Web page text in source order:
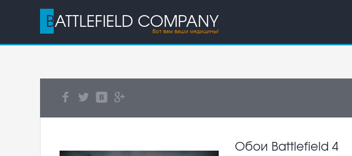
BATTLEFIELD COMPANY
Вот вам ваши медицины!
Обои Battlefield 4